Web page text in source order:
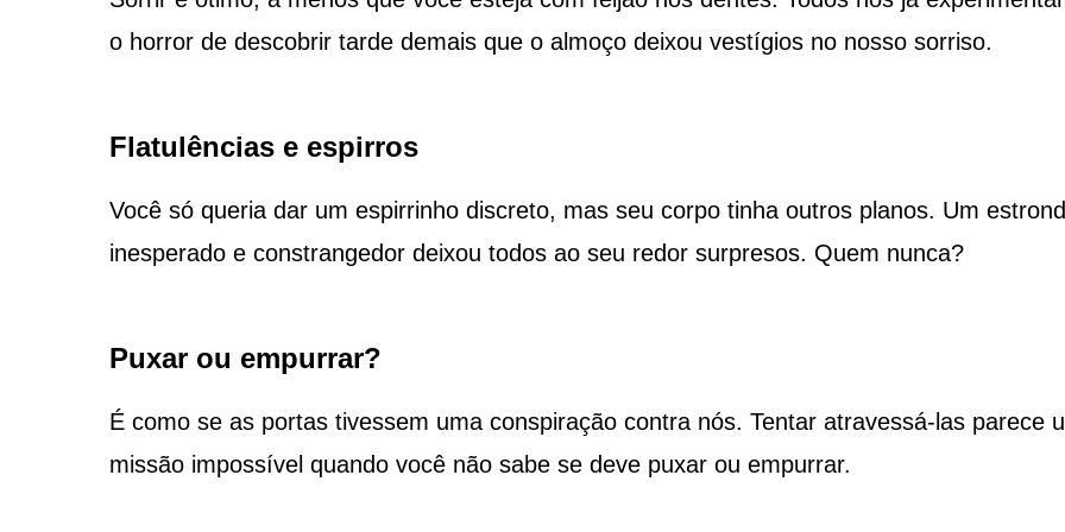
o horror de descobrir tarde demais que o almoço deixou vestígios no nosso sorriso.
Flatulências e espirros
Você só queria dar um espirrinho discreto, mas seu corpo tinha outros planos. Um
inesperado e constrangedor deixou todos ao seu redor surpresos. Quem nunca?
Puxar ou empurrar?
É como se as portas tivessem uma conspiração contra nós. Tentar atravessá-las parece
missão impossível quando você não sabe se deve puxar ou empurrar.